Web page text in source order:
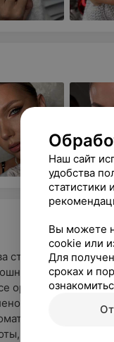
стильных бьюти-
Здесь
организовано и
эстетическому
помогают
где женщины
Наш сайт
удобства
статистики
Вы можете
cookie или
Для
сроках и